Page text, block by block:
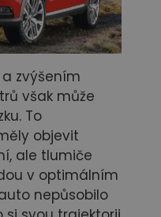
zvýšením
však může
To
objevit
ale tlumiče
v optimálním
nepůsobilo